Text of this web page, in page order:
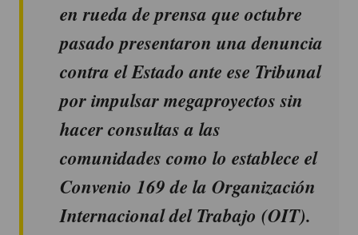
en rueda de prensa que octubre
pasado presentaron una denuncia
contra el Estado ante ese Tribunal
por impulsar megaproyectos sin
hacer consultas a las
comunidades como lo establece el
Convenio 169 de la Organización
Internacional del Trabajo (OIT).